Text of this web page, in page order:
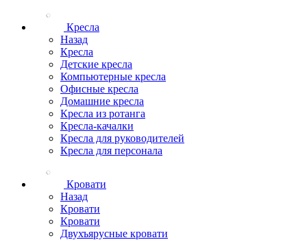
Кресла
Назад
Кресла
Детские кресла
Компьютерные кресла
Офисные кресла
Домашние кресла
Кресла из ротанга
Кресла-качалки
Кресла для руководителей
Кресла для персонала
Кровати
Назад
Кровати
Кровати
Двухъярусные кровати